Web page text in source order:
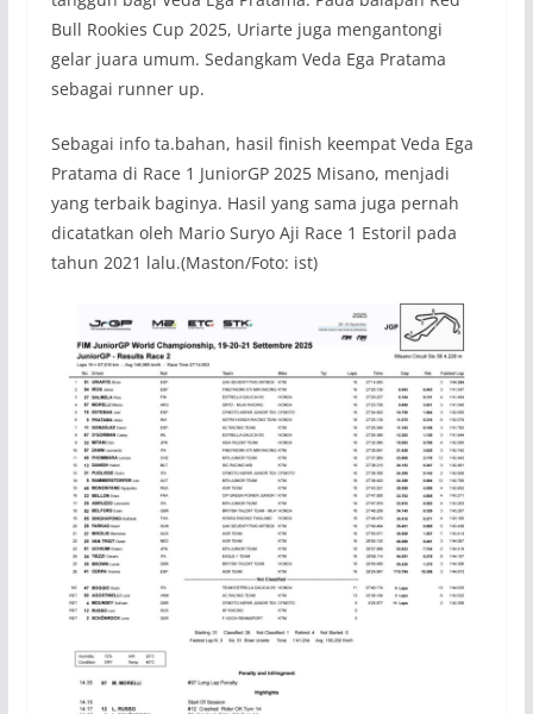
Bull Rookies Cup 2025, Uriarte juga mengantongi
gelar juara umum. Sedangkam Veda Ega Pratama
sebagai runner up.
Sebagai info ta.bahan, hasil finish keempat Veda Ega
Pratama di Race 1 JuniorGP 2025 Misano, menjadi
yang terbaik baginya. Hasil yang sama juga pernah
dicatatkan oleh Mario Suryo Aji Race 1 Estoril pada
tahun 2021 lalu.(Maston/Foto: ist)